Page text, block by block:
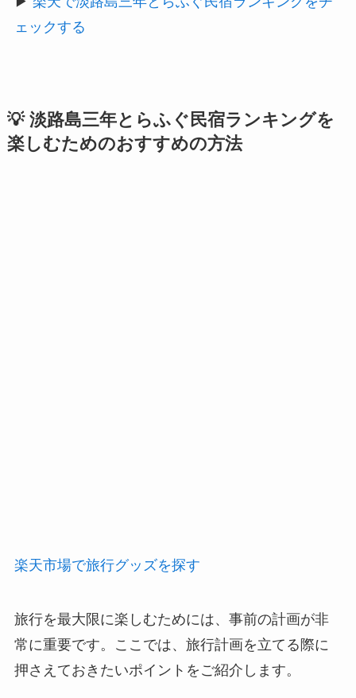
ェックする
💡 淡路島三年とらふぐ民宿ランキングを
楽しむためのおすすめの方法
楽天市場で旅行グッズを探す
旅行を最大限に楽しむためには、事前の計画が非
常に重要です。ここでは、旅行計画を立てる際に
押さえておきたいポイントをご紹介します。